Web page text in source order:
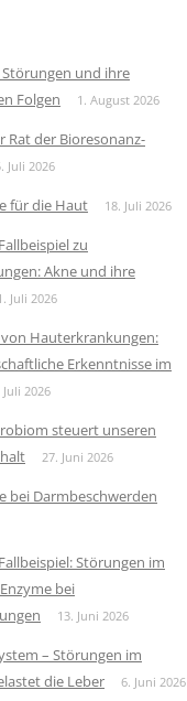
und ihre
Folgen
1. August 2026
Rat der Bioresonanz-
Juli 2026
für die Haut 18. Juli 2026
zu
Akne und ihre
Juli 2026
von Hauterkrankungen:
Erkenntnisse im
Juli 2026
steuert unseren
27. Juni 2026
bei Darmbeschwerden
Störungen im
bei
13. Juni 2026
– Störungen im
die Leber
6. Juni 2026